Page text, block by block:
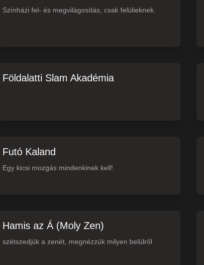
Színházi fel- és megvilágosítás, csak felülieknek.
Földalatti Slam Akadémia
Futó Kaland
Egy kicsi mozgás mindenkinek kell!
Hamis az Á (Moly Zen)
szétszedjük a zenét, megnézzük milyen belülről